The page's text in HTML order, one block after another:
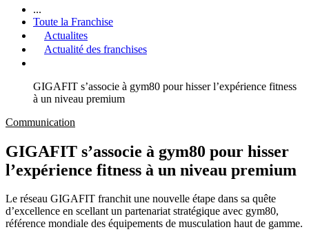
...
Toute la Franchise
Actualites
Actualité des franchises
GIGAFIT s’associe à gym80 pour hisser l’expérience fitness
à un niveau premium
Communication
GIGAFIT s’associe à gym80 pour hisser
l’expérience fitness à un niveau premium
Le réseau GIGAFIT franchit une nouvelle étape dans sa quête
d’excellence en scellant un partenariat stratégique avec gym80,
référence mondiale des équipements de musculation haut de gamme.